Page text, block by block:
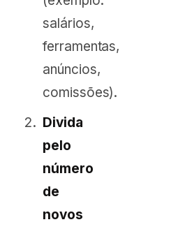
salários,
ferramentas,
anúncios,
comissões).
Divida
pelo
número
de
novos